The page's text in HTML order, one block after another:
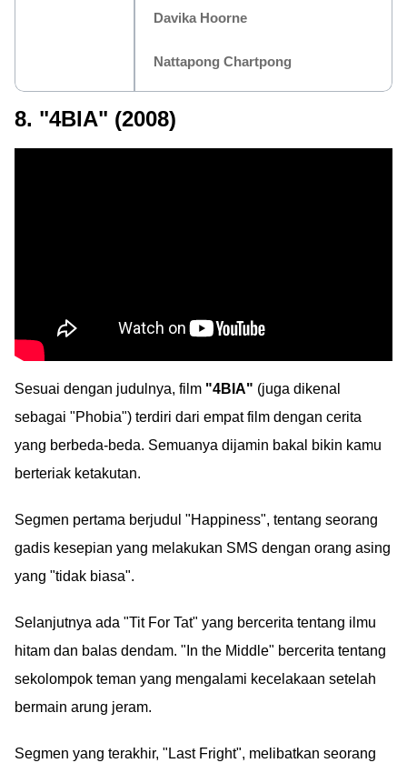
Davika Hoorne
Nattapong Chartpong
8. "4BIA" (2008)
Sesuai dengan judulnya, film "4BIA" (juga dikenal
sebagai "Phobia") terdiri dari empat film dengan cerita
yang berbeda-beda. Semuanya dijamin bakal bikin kamu
berteriak ketakutan.
Segmen pertama berjudul "Happiness", tentang seorang
gadis kesepian yang melakukan SMS dengan orang asing
yang "tidak biasa".
Selanjutnya ada "Tit For Tat" yang bercerita tentang ilmu
hitam dan balas dendam. "In the Middle" bercerita tentang
sekolompok teman yang mengalami kecelakaan setelah
bermain arung jeram.
Segmen yang terakhir, "Last Fright", melibatkan seorang